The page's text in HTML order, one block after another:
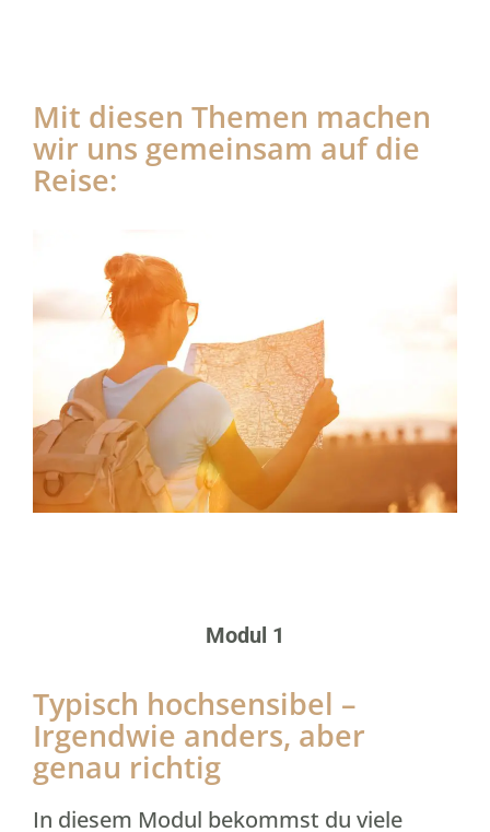
Mit diesen Themen machen
wir uns gemeinsam auf die
Reise:
Modul 1
Typisch hochsensibel –
Irgendwie anders, aber
genau richtig
In diesem Modul bekommst du viele